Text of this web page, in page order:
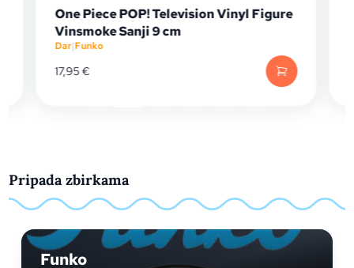
One Piece POP! Television Vinyl Figure
Vinsmoke Sanji 9 cm
Dar|Funko
17,95€
Pripada zbirkama
Funko